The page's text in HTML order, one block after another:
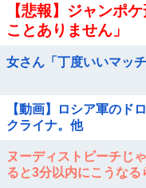
【悲報】ジャンポ
ことありません」
女さん「丁度いいマッ
【動画】ロシア軍のド
クライナ。他
ヌーディストビーチじ
ると3分以内にこうなる